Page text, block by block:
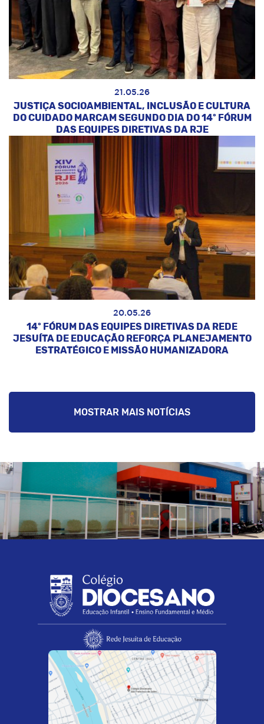
21.05.26
JUSTIÇA SOCIOAMBIENTAL, INCLUSÃO E CULTURA
DO CUIDADO MARCAM SEGUNDO DIA DO 14º FÓRUM
DAS EQUIPES DIRETIVAS DA RJE
20.05.26
14º FÓRUM DAS EQUIPES DIRETIVAS DA REDE
JESUÍTA DE EDUCAÇÃO REFORÇA PLANEJAMENTO
ESTRATÉGICO E MISSÃO HUMANIZADORA
MOSTRAR MAIS NOTÍCIAS